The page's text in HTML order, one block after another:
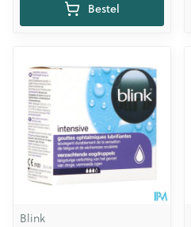
Bestel
Blink